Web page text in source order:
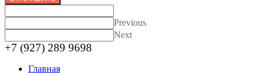
Previous
Next
+7 (927) 289 9698
Главная